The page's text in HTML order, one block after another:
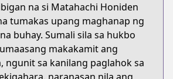
na si Matahachi Honiden
tumakas upang maghanap ng
buhay. Sumali sila sa hukbo
makakamit ang
ngunit sa kanilang paglahok sa